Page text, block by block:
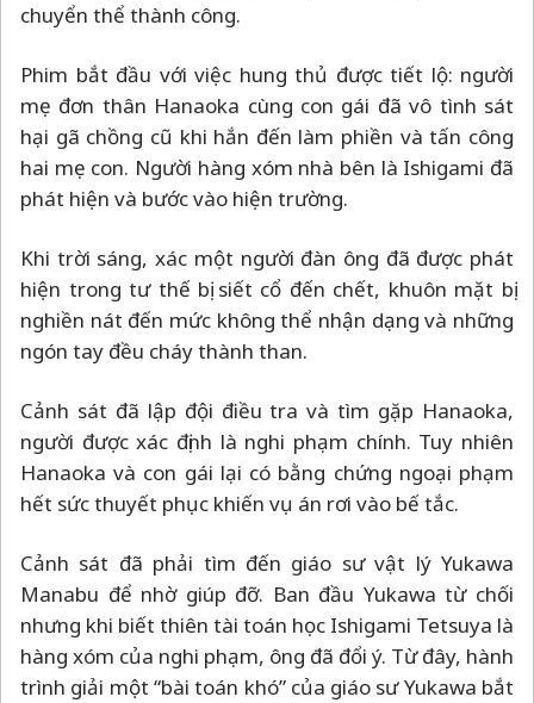
chuyển thể thành công.
Phim bắt đầu với việc hung thủ được tiết lộ: người
mẹ đơn thân Hanaoka cùng con gái đã vô tình sát
hại gã chồng cũ khi hắn đến làm phiền và tấn công
hai mẹ con. Người hàng xóm nhà bên là Ishigami đã
phát hiện và bước vào hiện trường.
Khi trời sáng, xác một người đàn ông đã được phát
hiện trong tư thế bị siết cổ đến chết, khuôn mặt bị
nghiền nát đến mức không thể nhận dạng và những
ngón tay đều cháy thành than.
Cảnh sát đã lập đội điều tra và tìm gặp Hanaoka,
người được xác định là nghi phạm chính. Tuy nhiên
Hanaoka và con gái lại có bằng chứng ngoại phạm
hết sức thuyết phục khiến vụ án rơi vào bế tắc.
Cảnh sát đã phải tìm đến giáo sư vật lý Yukawa
Manabu để nhờ giúp đỡ. Ban đầu Yukawa từ chối
nhưng khi biết thiên tài toán học Ishigami Tetsuya là
hàng xóm của nghi phạm, ông đã đổi ý. Từ đây, hành
trình giải một “bài toán khó” của giáo sư Yukawa bắt